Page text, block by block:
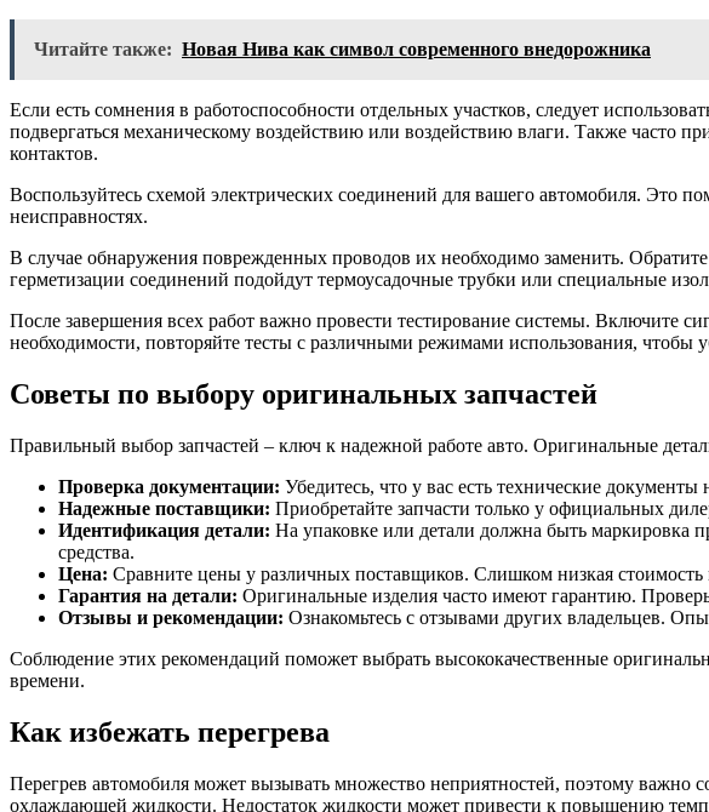
Читайте также: Новая Нива как символ современного внедорожника
Если есть сомнения в работоспособности отдельных участков, следует
подвергаться механическому воздействию или воздействию влаги. Также часто
контактов.
Воспользуйтесь схемой электрических соединений для вашего автомобиля. Это
неисправностях.
В случае обнаружения поврежденных проводов их необходимо заменить.
герметизации соединений подойдут термоусадочные трубки или специальные
После завершения всех работ важно провести тестирование системы. Включите
необходимости, повторяйте тесты с различными режимами использования, чтобы
Советы по выбору оригинальных запчастей
Правильный выбор запчастей – ключ к надежной работе авто. Оригинальные
Проверка документации: Убедитесь, что у вас есть технические
Надежные поставщики: Приобретайте запчасти только у официальных
Идентификация детали: На упаковке или детали должна быть маркировка
средства.
Цена: Сравните цены у различных поставщиков. Слишком низкая стоимость
Гарантия на детали: Оригинальные изделия часто имеют гарантию.
Отзывы и рекомендации: Ознакомьтесь с отзывами других владельцев.
Соблюдение этих рекомендаций поможет выбрать высококачественные
времени.
Как избежать перегрева
Перегрев автомобиля может вызывать множество неприятностей, поэтому важно
охлаждающей жидкости. Недостаток жидкости может привести к повышению